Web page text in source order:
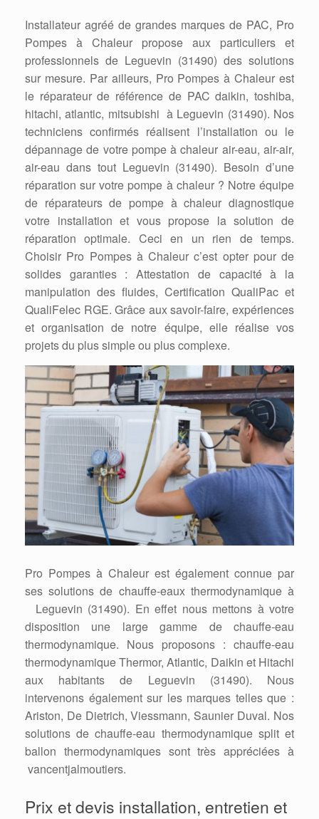
Installateur agréé de grandes marques de PAC, Pro
Pompes à Chaleur propose aux particuliers et
professionnels de Leguevin (31490) des solutions
sur mesure. Par ailleurs, Pro Pompes à Chaleur est
le réparateur de référence de PAC daikin, toshiba,
hitachi, atlantic, mitsubishi à Leguevin (31490). Nos
techniciens confirmés réalisent l’installation ou le
dépannage de votre pompe à chaleur air-eau, air-air,
air-eau dans tout Leguevin (31490). Besoin d’une
réparation sur votre pompe à chaleur ? Notre équipe
de réparateurs de pompe à chaleur diagnostique
votre installation et vous propose la solution de
réparation optimale. Ceci en un rien de temps.
Choisir Pro Pompes à Chaleur c’est opter pour de
solides garanties : Attestation de capacité à la
manipulation des fluides, Certification QualiPac et
QualiFelec RGE. Grâce aux savoir-faire, expériences
et organisation de notre équipe, elle réalise vos
projets du plus simple ou plus complexe.
Pro Pompes à Chaleur est également connue par
ses solutions de chauffe-eaux thermodynamique à
Leguevin (31490). En effet nous mettons à votre
disposition une large gamme de chauffe-eau
thermodynamique. Nous proposons : chauffe-eau
thermodynamique Thermor, Atlantic, Daikin et Hitachi
aux habitants de Leguevin (31490). Nous
intervenons également sur les marques telles que :
Ariston, De Dietrich, Viessmann, Saunier Duval. Nos
solutions de chauffe-eau thermodynamique split et
ballon thermodynamiques sont très appréciées à
vancentjalmoutiers.
Prix et devis installation, entretien et